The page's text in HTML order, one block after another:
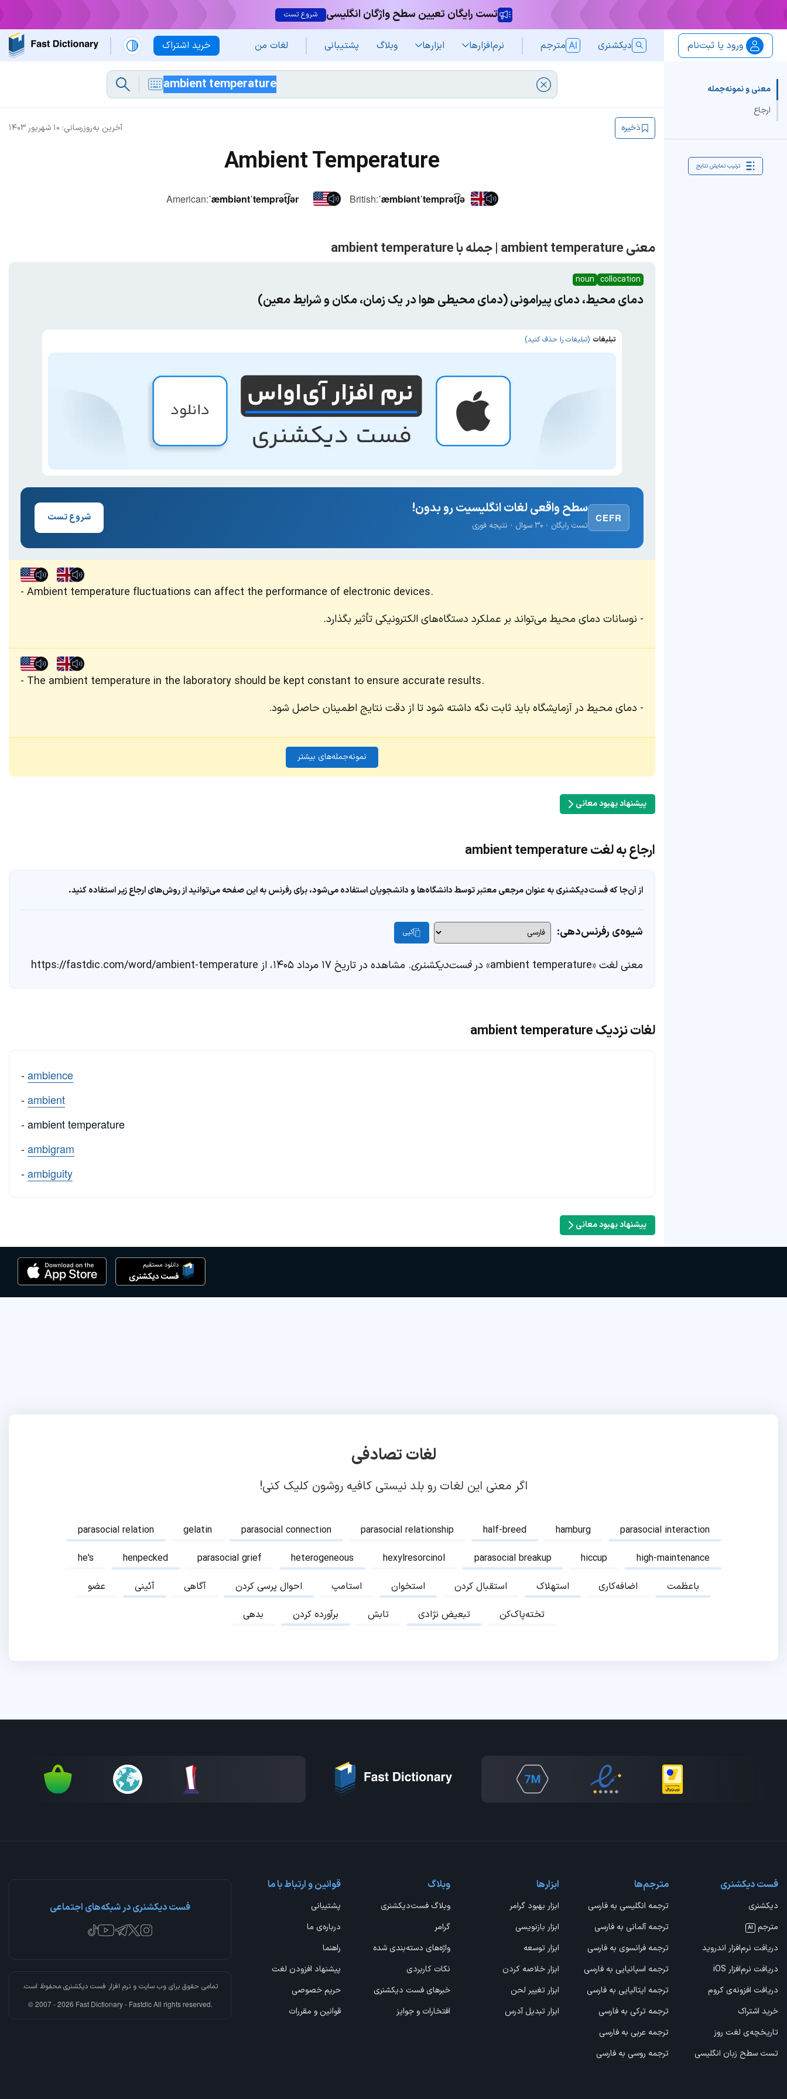
تست رایگان تعیین سطح واژگان انگلیسی شروع تست
خرید اشتراک ورود یا ثبت‌نام دیکشنری مترجم نرم‌افزار‌ها ابزارها وبلاگ پشتیبانی لغات من
معنی و نمونه‌جمله
ارجاع
ترتیب نمایش نتایج
آخرین به‌روزرسانی: ۱۰ شهریور ۱۴۰۳ ذخیره
Ambient Temperature
American:ˈæmbiəntˈtemprət͡ʃər British:ˈæmbiəntˈtemprət͡ʃə
معنی ambient temperature | جمله با ambient temperature
collocation
noun
دمای محیط، دمای پیرامونی (دمای محیطی هوا در یک زمان، مکان و شرایط معین)
تبلیغات (تبلیغات را حذف کنید)
CEFR
سطح واقعی لغات انگلیسیت رو بدون!
تست رایگان · ۳۰ سوال · نتیجه فوری
شروع تست
Ambient temperature fluctuations can affect the performance of electronic devices.
نوسانات دمای محیط می‌تواند بر عملکرد دستگاه‌های الکترونیکی تأثیر بگذارد.
The ambient temperature in the laboratory should be kept constant to ensure accurate results.
دمای محیط در آزمایشگاه باید ثابت نگه داشته شود تا از دقت نتایج اطمینان حاصل شود.
نمونه‌جمله‌های بیشتر
پیشنهاد بهبود معانی
ارجاع به لغت ambient temperature
از آن‌جا که فست‌دیکشنری به عنوان مرجعی معتبر توسط دانشگاه‌ها و دانشجویان استفاده می‌شود، برای رفرنس به این صفحه می‌توانید از روش‌های ارجاع زیر استفاده کنید.
شیوه‌ی رفرنس‌دهی: کپی
معنی لغت «ambient temperature» در فست‌دیکشنری. مشاهده در تاریخ ۱۷ مرداد ۱۴۰۵، از https://fastdic.com/word/ambient-temperature
لغات نزدیک ambient temperature
-ambience
-ambient
- ambient temperature
-ambigram
-ambiguity
پیشنهاد بهبود معانی
لغات تصادفی
اگر معنی این لغات رو بلد نیستی کافیه روشون کلیک کنی!
parasocial relation gelatin parasocial connection parasocial relationship half-breed hamburg
parasocial interaction
he's
henpecked parasocial grief heterogeneous hexylresorcinol parasocial breakup hiccup
high-maintenance
عضو
آئینی آگاهی احوال پرسی کردن استامپ استخوان استقبال کردن استهلاک اضافه‌کاری
باعظمت
بدهی
برآورده کردن تابش تبعیض نژادی تخته‌پاک‌کن
فست دیکشنری
دیکشنری
مترجم
AI
دریافت نرم‌افزار اندروید
دریافت نرم‌افزار iOS
دریافت افزونه‌ی کروم
خرید اشتراک
تاریخچه‌ی لغت روز
تست سطح زبان انگلیسی
مترجم‌ها
ترجمه انگلیسی به فارسی
ترجمه آلمانی به فارسی
ترجمه فرانسوی به فارسی
ترجمه اسپانیایی به فارسی
ترجمه ایتالیایی به فارسی
ترجمه ترکی به فارسی
ترجمه عربی به فارسی
ترجمه روسی به فارسی
ابزارها
ابزار بهبود گرامر
ابزار بازنویسی
ابزار توسعه
ابزار خلاصه کردن
ابزار تغییر لحن
ابزار تبدیل آدرس
وبلاگ
وبلاگ فست‌دیکشنری
گرامر
واژه‌های دسته‌بندی شده
نکات کاربردی
خبرهای فست دیکشنری
افتخارات و جوایز
قوانین و ارتباط با ما
پشتیبانی
درباره‌ی ما
راهنما
پیشنهاد افزودن لغت
حریم خصوصی
قوانین و مقررات
فست دیکشنری در شبکه‌های اجتماعی
تمامی حقوق برای وب سایت و نرم افزار فست دیکشنریمحفوظ است.
© 2007 - 2026 Fast Dictionary - Fastdic All rights reserved.